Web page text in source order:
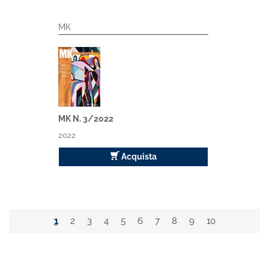
MK
MK N. 3/2022
2022
Acquista
1 2 3 4 5 6 7 8 9 10